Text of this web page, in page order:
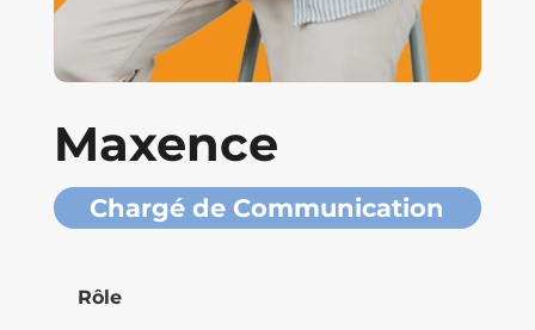
Maxence
Chargé de Communication
Rôle